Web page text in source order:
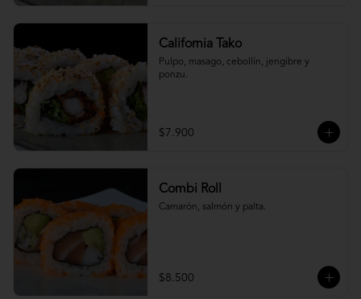
California Tako
Pulpo, masago, cebollín, jengibre y
ponzu.
$7.900
Combi Roll
Camarón, salmón y palta.
$8.500